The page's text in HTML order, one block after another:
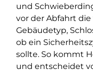
und
vor der Abfahrt
Gebäudetyp,
ob ein
sollte. So kommt
und entscheidet